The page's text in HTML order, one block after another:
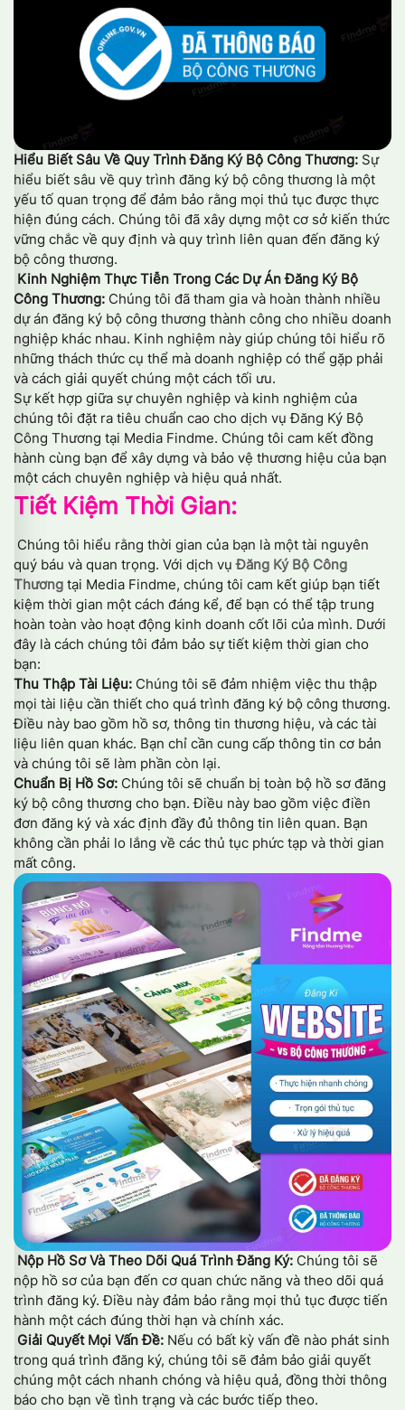
Hiểu Biết Sâu Về Quy Trình Đăng Ký Bộ Công Thương: Sự
hiểu biết sâu về quy trình đăng ký bộ công thương là một
yếu tố quan trọng để đảm bảo rằng mọi thủ tục được thực
hiện đúng cách. Chúng tôi đã xây dựng một cơ sở kiến thức
vững chắc về quy định và quy trình liên quan đến đăng ký
bộ công thương.
Kinh Nghiệm Thực Tiễn Trong Các Dự Án Đăng Ký Bộ
Công Thương: Chúng tôi đã tham gia và hoàn thành nhiều
dự án đăng ký bộ công thương thành công cho nhiều doanh
nghiệp khác nhau. Kinh nghiệm này giúp chúng tôi hiểu rõ
những thách thức cụ thể mà doanh nghiệp có thể gặp phải
và cách giải quyết chúng một cách tối ưu.
Sự kết hợp giữa sự chuyên nghiệp và kinh nghiệm của
chúng tôi đặt ra tiêu chuẩn cao cho dịch vụ Đăng Ký Bộ
Công Thương tại Media Findme. Chúng tôi cam kết đồng
hành cùng bạn để xây dựng và bảo vệ thương hiệu của bạn
một cách chuyên nghiệp và hiệu quả nhất.
Tiết Kiệm Thời Gian:
Chúng tôi hiểu rằng thời gian của bạn là một tài nguyên
quý báu và quan trọng. Với dịch vụĐăng Ký Bộ Công
Thương tại Media Findme, chúng tôi cam kết giúp bạn tiết
kiệm thời gian một cách đáng kể, để bạn có thể tập trung
hoàn toàn vào hoạt động kinh doanh cốt lõi của mình. Dưới
đây là cách chúng tôi đảm bảo sự tiết kiệm thời gian cho
bạn:
Thu Thập Tài Liệu: Chúng tôi sẽ đảm nhiệm việc thu thập
mọi tài liệu cần thiết cho quá trình đăng ký bộ công thương.
Điều này bao gồm hồ sơ, thông tin thương hiệu, và các tài
liệu liên quan khác. Bạn chỉ cần cung cấp thông tin cơ bản
và chúng tôi sẽ làm phần còn lại.
Chuẩn Bị Hồ Sơ: Chúng tôi sẽ chuẩn bị toàn bộ hồ sơ đăng
ký bộ công thương cho bạn. Điều này bao gồm việc điền
đơn đăng ký và xác định đầy đủ thông tin liên quan. Bạn
không cần phải lo lắng về các thủ tục phức tạp và thời gian
mất công.
Nộp Hồ Sơ Và Theo Dõi Quá Trình Đăng Ký: Chúng tôi sẽ
nộp hồ sơ của bạn đến cơ quan chức năng và theo dõi quá
trình đăng ký. Điều này đảm bảo rằng mọi thủ tục được tiến
hành một cách đúng thời hạn và chính xác.
Giải Quyết Mọi Vấn Đề: Nếu có bất kỳ vấn đề nào phát sinh
trong quá trình đăng ký, chúng tôi sẽ đảm bảo giải quyết
chúng một cách nhanh chóng và hiệu quả, đồng thời thông
báo cho bạn về tình trạng và các bước tiếp theo.